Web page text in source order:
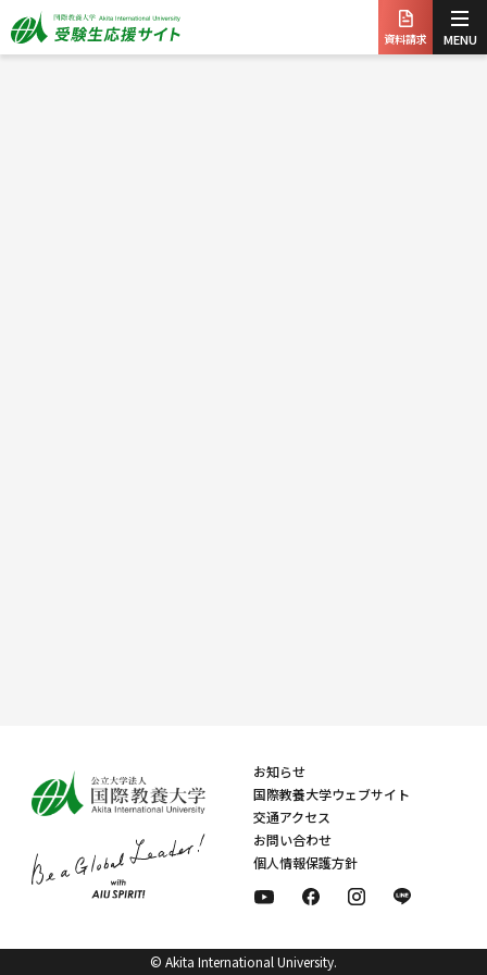
資料請求 MENU
お知らせ
国際教養大学ウェブサイト
交通アクセス
お問い合わせ
個人情報保護方針
© Akita International University.